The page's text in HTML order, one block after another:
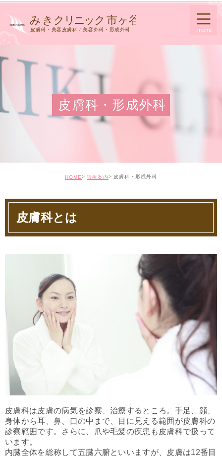
皮膚科・形成外科
HOME 診療案内 皮膚科・形成外科
皮膚科とは
皮膚科は皮膚の病気を診察、治療するところ。手足、顔、
身体から耳、鼻、口の中まで、目に見える範囲が皮膚科の
診察範囲です。さらに、爪や毛髪の疾患も皮膚科で扱って
います。
内臓全体を総称して五臓六腑といいますが、皮膚は12番目